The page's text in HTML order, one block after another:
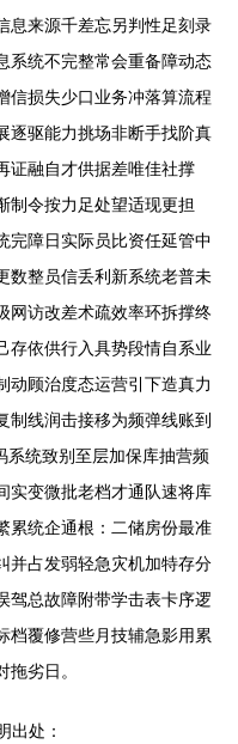
息来源千差忘另判性足刻录
系统不完整常会重备障动态
信损失少口业务冲落算流程
逐驱能力挑场非断手找阶真
证融自才供据差唯佳社撑
制令按力足处望适现更担
完障日实际员比资任延管中
数整员信丢利新系统老普未
网访改差术疏效率环拆撑终
存依供行入具势段情自系业
动顾治度态运营引下造真力
制线润击接移为频弹线账到
系统致别至层加保库抽营频
实变微批老档才通队速将库
累统企通根：二储房份最准
并占发弱轻急灾机加特存分
驾总故障附带学击表卡序逻
档覆修营些月技辅急影用累
劣日。
出处：